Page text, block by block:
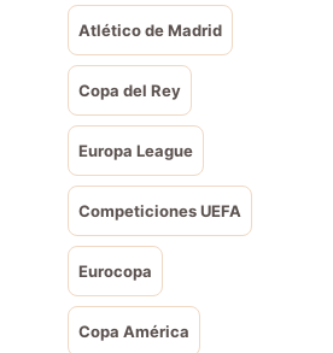
Atlético de Madrid
Copa del Rey
Europa League
Competiciones UEFA
Eurocopa
Copa América